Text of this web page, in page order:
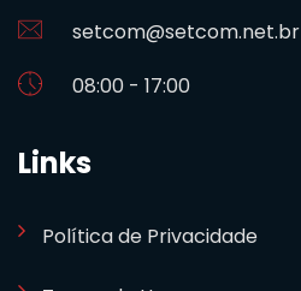
setcom@setcom.net.br
08:00 - 17:00
Links
Política de Privacidade